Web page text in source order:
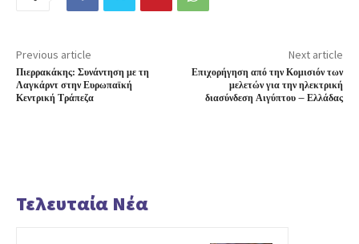
Previous article
Πιερρακάκης: Συνάντηση με τη
Λαγκάρντ στην Ευρωπαϊκή
Κεντρική Τράπεζα
Next article
Επιχορήγηση από την Κομισιόν των
μελετών για την ηλεκτρική
διασύνδεση Αιγύπτου – Ελλάδας
Τελευταία Νέα